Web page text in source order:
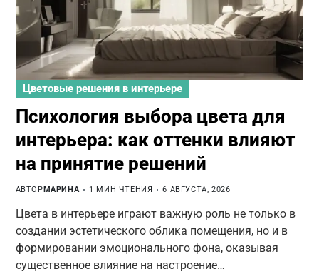
Цветовые решения в интерьере
Психология выбора цвета для
интерьера: как оттенки влияют
на принятие решений
АВТОРМАРИНА 1 МИН ЧТЕНИЯ 6 АВГУСТА, 2026
Цвета в интерьере играют важную роль не только в
создании эстетического облика помещения, но и в
формировании эмоционального фона, оказывая
существенное влияние на настроение…